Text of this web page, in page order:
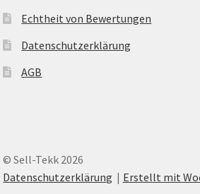
Echtheit von Bewertungen
Datenschutzerklärung
AGB
© Sell-Tekk 2026
Datenschutzerklärung
Erstellt mit